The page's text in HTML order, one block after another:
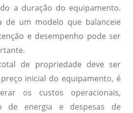
a duração do equipamento.
de um modelo que balanceie
e desempenho pode ser
de propriedade deve ser
inicial do equipamento, é
os custos operacionais,
de energia e despesas de